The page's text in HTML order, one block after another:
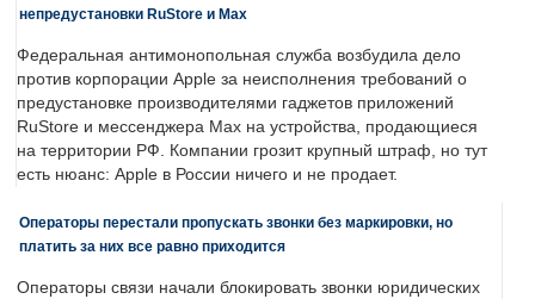
непредустановки RuStore и Max
Федеральная антимонопольная служба возбудила дело
против корпорации Apple за неисполнения требований о
предустановке производителями гаджетов приложений
RuStore и мессенджера Max на устройства, продающиеся
на территории РФ. Компании грозит крупный штраф, но тут
есть нюанс: Apple в России ничего и не продает.
Операторы перестали пропускать звонки без маркировки, но
платить за них все равно приходится
Операторы связи начали блокировать звонки юридических